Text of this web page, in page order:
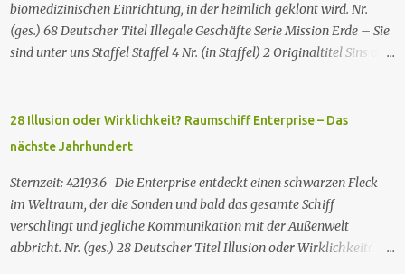
biomedizinischen Einrichtung, in der heimlich geklont wird. Nr.
(ges.) 68 Deutscher Titel Illegale Geschäfte Serie Mission Erde – Sie
sind unter uns Staffel Staffel 4 Nr. (in Staffel) 2 Original­titel Sins of
25. Sep. 2001 Es kommt eine außerirdische Rasse, die Taelons oder
Gefährten genannt wird, auf die Erde. Sie bieten den Menschen auf
Hungersnöte eindämmen, Umweltprobleme lösen und Konflikte
beenden können. Im Gegenzug verlangen sie, dass man sie auf der
Erde leben lässt. Doch eine Gruppe von Erdlingen, die an der
Freundlichkeit der Taelons zweifelt, organisiert eine
28 Illusion oder Wirklichkeit? Raumschiff Enterprise – Das
nächste Jahrhundert
Sternzeit: 42193.6 Die Enterprise entdeckt einen schwarzen Fleck
im Weltraum, der die Sonden und bald das gesamte Schiff
verschlingt und jegliche Kommunikation mit der Außenwelt
abbricht. Nr. (ges.) 28 Deutscher Titel Illusion oder Wirklichkeit?